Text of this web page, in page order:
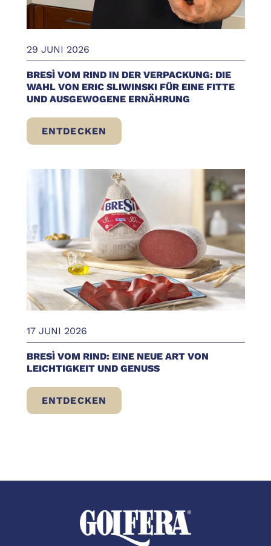
29 JUNI 2026
BRESÌ VOM RIND IN DER VERPACKUNG: DIE
WAHL VON ERIC SLIWINSKI FÜR EINE FITTE
UND AUSGEWOGENE ERNÄHRUNG
ENTDECKEN
BRESÌ VOM RIND IN DER VERPACKUNG:
17 JUNI 2026
BRESÌ VOM RIND: EINE NEUE ART VON
LEICHTIGKEIT UND GENUSS
ENTDECKEN
BRESÌ VOM RIND: EINE NEUE ART VON